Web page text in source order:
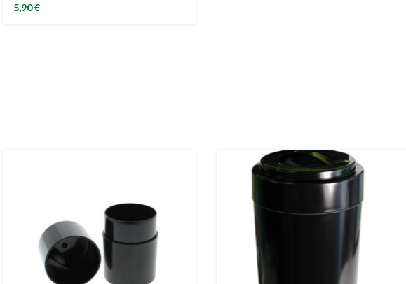
5,90€